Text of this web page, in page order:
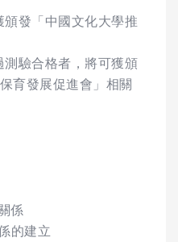
發「中國文化大學推
驗合格者，將可獲頒
育發展促進會」相關
係
的建立